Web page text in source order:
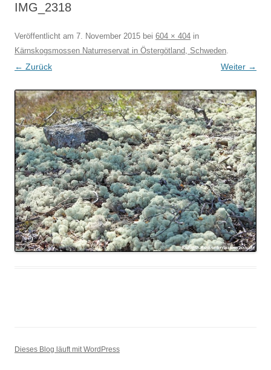
IMG_2318
Veröffentlicht am 7. November 2015 bei 604 × 404 in
Kärnskogsmossen Naturreservat in Östergötland, Schweden.
← Zurück Weiter →
Dieses Blog läuft mit WordPress